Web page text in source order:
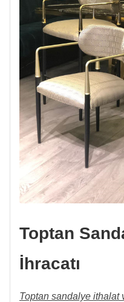
Toptan
İhracatı
Toptan sandalye ithalat